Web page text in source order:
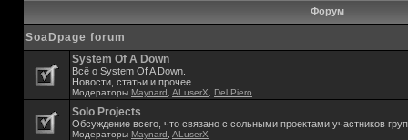
Форум
SoaDpage forum
System Of A Down
Всё о System Of A Down.
Новости, статьи и прочее.
Модераторы Maynard ALuserX Del Piero
Solo Projects
Обсуждение всего, что связано с сольными проектами участников
Модераторы Maynard ALuserX